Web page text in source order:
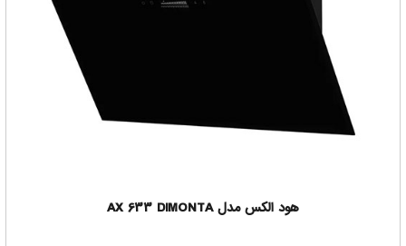
هود الکس مدل AX 633 DIMONTA